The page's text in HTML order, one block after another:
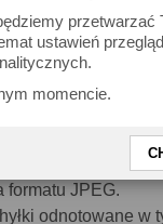
przetwarzać
ustawień
momencie.
jej realnej czułości
formatu JPEG.
odnotowane w